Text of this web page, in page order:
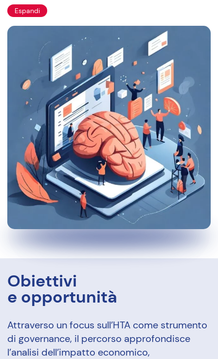
Espandi
Obiettivi
e opportunità
Attraverso un focus sull’HTA come strumento
di governance, il percorso approfondisce
l’analisi dell’impatto economico,